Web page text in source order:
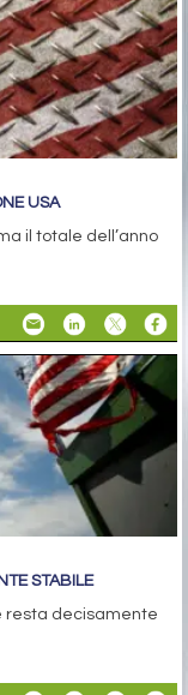
USA
il totale dell’anno
STABILE
resta decisamente